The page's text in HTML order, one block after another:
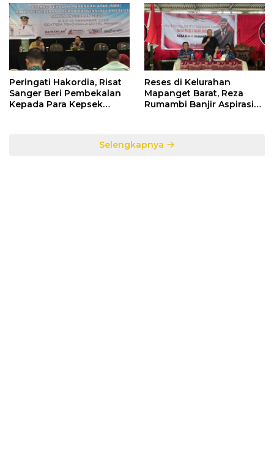
Anggaran Negara
Peringati Hakordia, Risat
Sanger Beri Pembekalan
Kepada Para Kepsek
Reses di Kelurahan
Mapanget Barat, Reza
Rumambi Banjir Aspirasi
Selengkapnya